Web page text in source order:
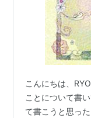
こんにちは、
ことについて書
て書こうと思っ